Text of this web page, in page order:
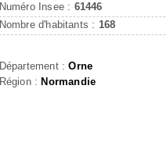
Numéro Insee : 61446
Nombre d'habitants : 168
Département :Orne
Région : Normandie